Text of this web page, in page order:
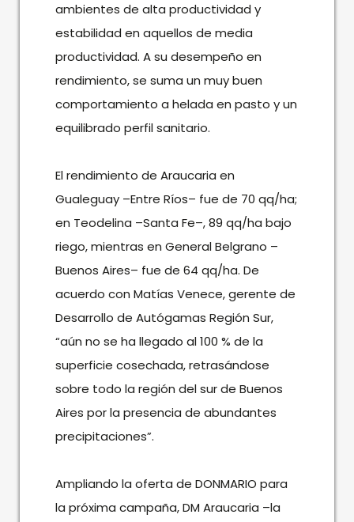
ambientes de alta productividad y
estabilidad en aquellos de media
productividad. A su desempeño en
rendimiento, se suma un muy buen
comportamiento a helada en pasto y un
equilibrado perfil sanitario.
El rendimiento de Araucaria en
Gualeguay –Entre Ríos– fue de 70 qq/ha;
en Teodelina –Santa Fe–, 89 qq/ha bajo
riego, mientras en General Belgrano –
Buenos Aires– fue de 64 qq/ha. De
acuerdo con Matías Venece, gerente de
Desarrollo de Autógamas Región Sur,
“aún no se ha llegado al 100 % de la
superficie cosechada, retrasándose
sobre todo la región del sur de Buenos
Aires por la presencia de abundantes
precipitaciones”.
Ampliando la oferta de DONMARIO para
la próxima campaña, DM Araucaria –la